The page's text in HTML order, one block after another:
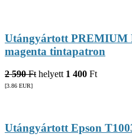
Utángyártott PREMIUM
magenta tintapatron
2 590 Fthelyett 1 400 Ft
[3.86 EUR]
Utángyártott Epson